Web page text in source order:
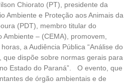
Chiorato (PT), presidente da
Ambiente e Proteção aos Animais da
(PDT), membro titular do
– (CEMA), promovem,
a Audiência Pública “Análise do
que dispõe sobre normas gerais para
Estado do Paraná”. O evento, que
de órgão ambientais e de